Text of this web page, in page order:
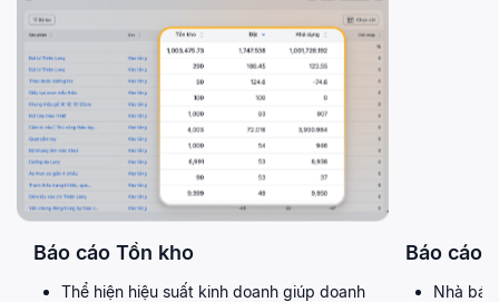
Báo cáo Tồn kho
Thể hiện hiệu suất kinh doanh giúp doanh
Báo cáo
Nhà